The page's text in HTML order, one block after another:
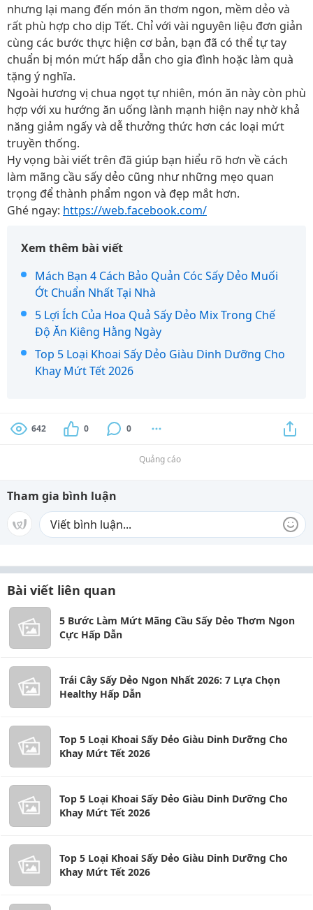
nhưng lại mang đến món ăn thơm ngon, mềm dẻo và
rất phù hợp cho dịp Tết. Chỉ với vài nguyên liệu đơn giản
cùng các bước thực hiện cơ bản, bạn đã có thể tự tay
chuẩn bị món mứt hấp dẫn cho gia đình hoặc làm quà
tặng ý nghĩa.
Ngoài hương vị chua ngọt tự nhiên, món ăn này còn phù
hợp với xu hướng ăn uống lành mạnh hiện nay nhờ khả
năng giảm ngấy và dễ thưởng thức hơn các loại mứt
truyền thống.
Hy vọng bài viết trên đã giúp bạn hiểu rõ hơn về cách
làm mãng cầu sấy dẻo cũng như những mẹo quan
trọng để thành phẩm ngon và đẹp mắt hơn.
Ghé ngay: https://web.facebook.com/
Xem thêm bài viết
Mách Bạn 4 Cách Bảo Quản Cóc Sấy Dẻo Muối
Ớt Chuẩn Nhất Tại Nhà
5 Lợi Ích Của Hoa Quả Sấy Dẻo Mix Trong Chế
Độ Ăn Kiêng Hằng Ngày
Top 5 Loại Khoai Sấy Dẻo Giàu Dinh Dưỡng Cho
Khay Mứt Tết 2026
642 0 0
Quảng cáo
Tham gia bình luận
Bài viết liên quan
5 Bước Làm Mứt Mãng Cầu Sấy Dẻo Thơm Ngon
Cực Hấp Dẫn
Trái Cây Sấy Dẻo Ngon Nhất 2026: 7 Lựa Chọn
Healthy Hấp Dẫn
Top 5 Loại Khoai Sấy Dẻo Giàu Dinh Dưỡng Cho
Khay Mứt Tết 2026
Top 5 Loại Khoai Sấy Dẻo Giàu Dinh Dưỡng Cho
Khay Mứt Tết 2026
Top 5 Loại Khoai Sấy Dẻo Giàu Dinh Dưỡng Cho
Khay Mứt Tết 2026